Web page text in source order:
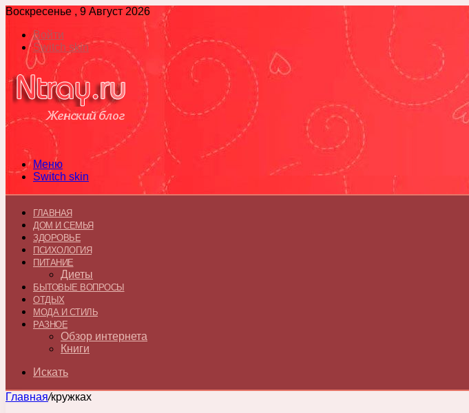
Воскресенье , 9 Август 2026
Войти
Switch skin
Меню
Switch skin
ГЛАВНАЯ
ДОМ И СЕМЬЯ
ЗДОРОВЬЕ
ПСИХОЛОГИЯ
ПИТАНИЕ
Диеты
БЫТОВЫЕ ВОПРОСЫ
ОТДЫХ
МОДА И СТИЛЬ
РАЗНОЕ
Обзор интернета
Книги
Искать
Главная/кружках